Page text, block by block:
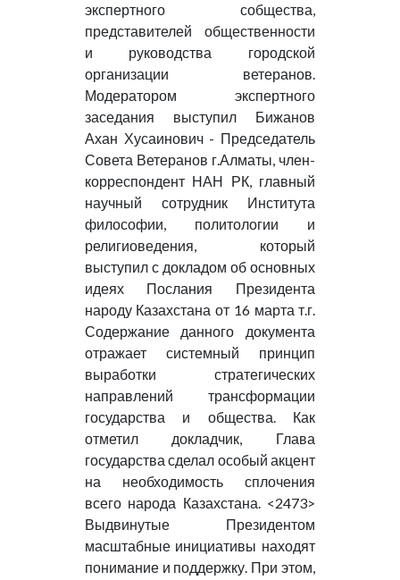
экспертного собщества,
представителей общественности
и руководства городской
организации ветеранов.
Модератором экспертного
заседания выступил Бижанов
Ахан Хусаинович - Председатель
Совета Ветеранов г.Алматы, член-
корреспондент НАН РК, главный
научный сотрудник Института
философии, политологии и
религиоведения, который
выступил с докладом об основных
идеях Послания Президента
народу Казахстана от 16 марта т.г.
Содержание данного документа
отражает системный принцип
выработки стратегических
направлений трансформации
государства и общества. Как
отметил докладчик, Глава
государства сделал особый акцент
на необходимость сплочения
всего народа Казахстана. <2473>
Выдвинутые Президентом
масштабные инициативы находят
понимание и поддержку. При этом,